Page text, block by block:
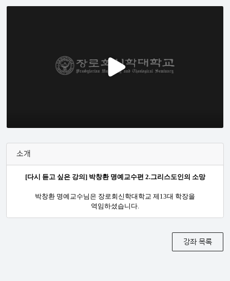
소개
[다시 듣고 싶은 강의] 박창환 명예교수편 2.그리스도인의 소망
박창환 명예교수님은 장로회신학대학교 제13대 학장을
역임하셨습니다.
강좌 목록